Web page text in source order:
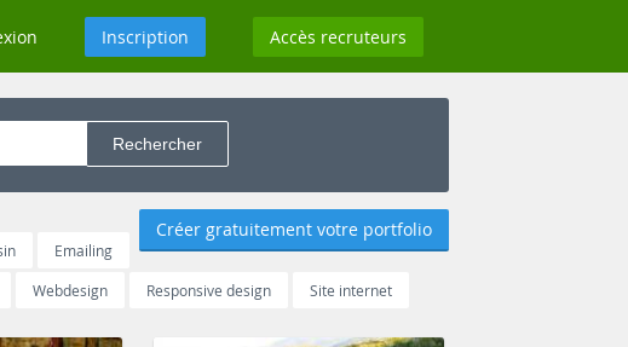
Inscription Accès recruteurs
Créer gratuitement votre portfolio
Emailing
Webdesign Responsive design Site internet